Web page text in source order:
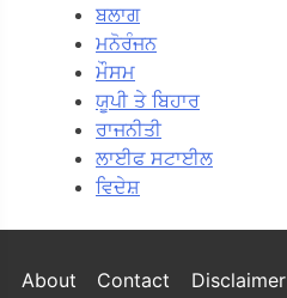
ਬਲਾਗ
ਮਨੋਰੰਜਨ
ਮੌਸਮ
ਯੂਪੀ ਤੇ ਬਿਹਾਰ
ਰਾਜਨੀਤੀ
ਲਾਈਫ ਸਟਾਈਲ
ਵਿਦੇਸ਼
About Contact Disclaimer